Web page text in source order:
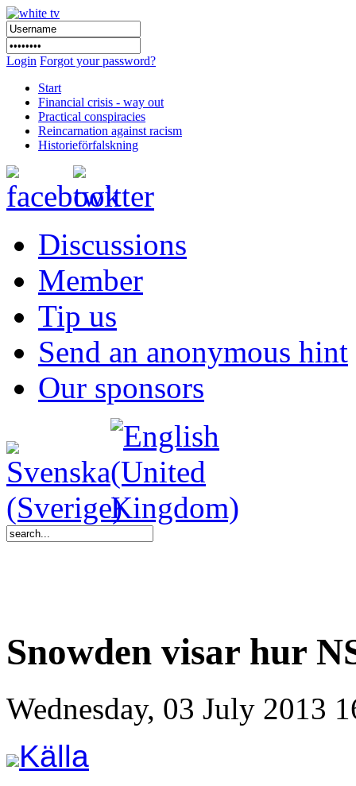
Login Forgot your password?
Start
Financial crisis - way out
Practical conspiracies
Reincarnation against racism
Historieförfalskning
Discussions
Member
Tip us
Send an anonymous hint
Our sponsors
Snowden visar hur
Wednesday, 03 July 2013
Källa